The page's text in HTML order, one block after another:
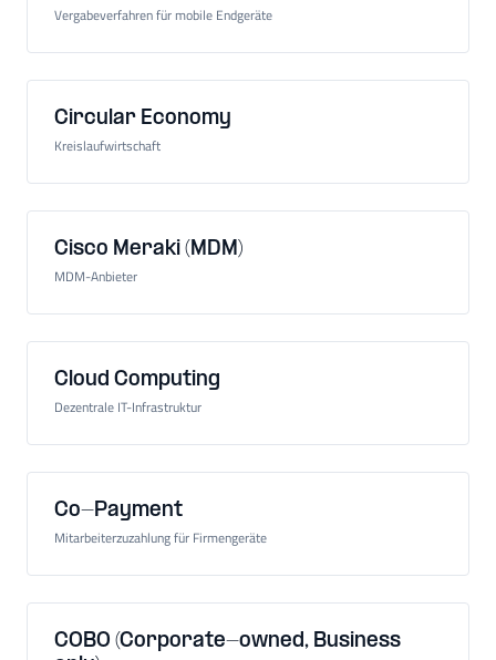
Vergabeverfahren für mobile Endgeräte
Circular Economy
Kreislaufwirtschaft
Cisco Meraki (MDM)
MDM-Anbieter
Cloud Computing
Dezentrale IT-Infrastruktur
Co-Payment
Mitarbeiterzuzahlung für Firmengeräte
COBO (Corporate-owned, Business